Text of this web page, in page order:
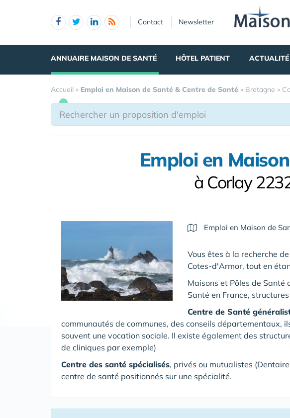
Contact Newsletter
ANNUAIRE MAISON DE SANTÉ HÔTEL PATIENT ACTUALITÉ
Accueil » Emploi en Maison de Santé & Centre de Santé » Bretagne »
Emploi en
à Corlay
Emploi en Maison de
Vous êtes à la recherche
Cotes-d'Armor, tout en
Maisons et Pôles de Santé
Santé en France,
Centre de Santé
communautés de communes, des conseils
souvent une vocation sociale. Il existe également des
de cliniques par exemple)
Centre des santé spécialisés, privés ou mutualistes
centre de santé positionnés sur une spécialité.